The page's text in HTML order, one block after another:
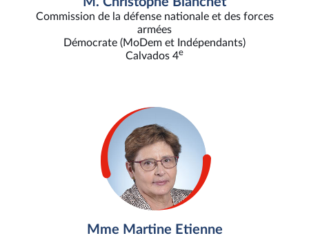
Commission de la défense nationale et des forces
armées
Démocrate (MoDem et Indépendants)
Calvados 4e
Mme Martine Etienne